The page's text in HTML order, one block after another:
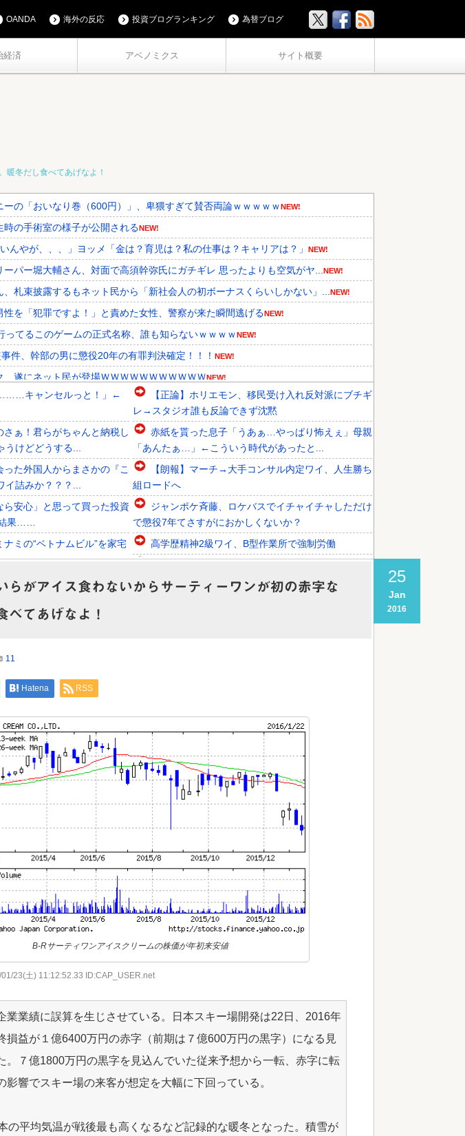
経済 アベノミクス サイト概要
OANDA 海外の反応 投資ブログランキング 為替ブログ
暖冬だし食べてあげなよ！
ーの「おいなり巻（600円）」、卑猥すぎて賛否両論ｗｗｗｗｗNEW!
時の手術室の様子が公開されるNEW!
んやが、、、」ヨッメ「金は？育児は？私の仕事は？キャリアは？」 NEW!
ーパー堀大輔さん、対面で高須幹弥氏にガチギレ 思ったよりも空気がヤ... NEW!
、札束披露するもネット民から「新社会人の初ボーナスくらいしかない」... NEW!
性を「犯罪ですよ！」と責めた女性、警察が来た瞬間逃げるNEW!
ってるこのゲームの正式名称、誰も知らないｗｗｗｗNEW!
事件、幹部の男に懲役20年の有罪判決確定！！！ NEW!
、遂にネット民が登場ＷＷＷＷＷＷＷＷＷＷＷNEW!
ンドン五輪銅メダル剥奪の危機！海外メディアが『時効の壁を越えてIO...
の出場権剥奪や過去ワールドカップ、オリンピック予選の記録削除を要...
国が韓国サッカー協会による日本人や外国人審判接待を報道！」→「信頼...
キャンセルっと！」←
さぁ！君らがちゃんと納税し
けどどうする...
った外国人からまさかの『こ
詰みか？？？...
ら安心」と思って買った投資
果……
ナミの“ベトナムビル”を家宅
Androidに変えるか・・・お
ジが墜落
【正論】ホリエモン、移民受け入れ反対派にブチギ
レ→スタジオ誰も反論できず沈黙
赤紙を貰った息子「うあぁ…やっぱり怖えぇ」母親
「あんたぁ…」←こういう時代があったと...
【朗報】マーチ→大手コンサル内定ワイ、人生勝ち
組ロードへ
ジャンポケ斉藤、ロケバスでイチャイチャしただけ
で懲役7年てさすがにおかしくないか？
高学歴精神2級ワイ、B型作業所で強制労働
か
25
Jan
2016
らがアイス食わないからサーティーワンが初の赤字な
べてあげなよ！
11
Hatena RSS
B-Rサーティワンアイスクリームの株価が年初来安値
23(土) 11:12:52.33 ID:CAP_USER.net
業業績に誤算を生じさせている。日本スキー場開発は22日、2016年
損益が１億6400万円の赤字（前期は７億600万円の黒字）になる見
。７億1800万円の黒字を見込んでいた従来予想から一転、赤字に転
影響でスキー場の来客が想定を大幅に下回っている。
の平均気温が戦後最も高くなるなど記録的な暖冬となった。積雪が